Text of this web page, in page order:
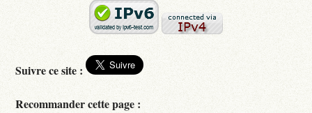
Suivre ce site :
Recommander cette page :